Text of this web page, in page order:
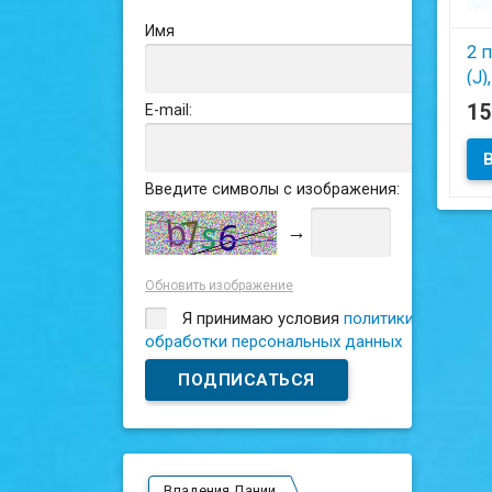
Имя
E-mail:
Введите символы с изображения:
→
Обновить изображение
Я принимаю условияполитики
обработки персональных данных
2
15